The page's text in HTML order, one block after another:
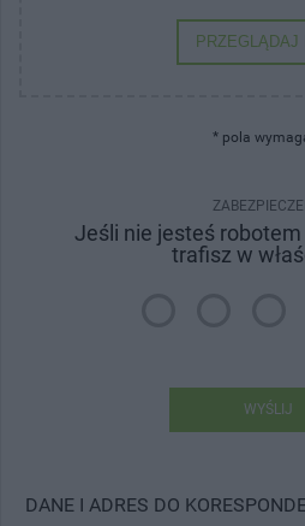
PRZEGLĄDAJ
* pola
Jeśli nie jesteś robotem
trafisz w
WYŚLIJ
DANE I ADRES DO